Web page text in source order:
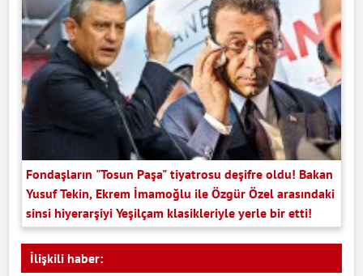
Fondaşların "Tosun Paşa" tiyatrosu deşifre oldu! Bakan
Yusuf Tekin, Ekrem İmamoğlu ile Özgür Özel arasındaki
sinsi hiyerarşiyi Yeşilçam klasikleriyle yerle bir etti!
İlişkili haber: